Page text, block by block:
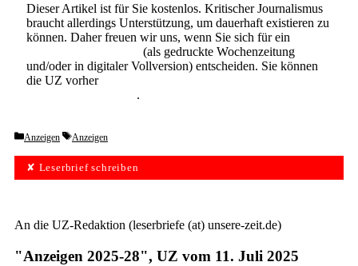
Dieser Artikel ist für Sie kostenlos. Kritischer Journalismus
braucht allerdings Unterstützung, um dauerhaft existieren zu
können. Daher freuen wir uns, wenn Sie sich für ein
(als gedruckte Wochenzeitung
und/oder in digitaler Vollversion) entscheiden. Sie können
die UZ vorher
.
Categories
Anzeigen Tags
Anzeigen
✘ Leserbrief schreiben
An die UZ-Redaktion (leserbriefe (at) unsere-zeit.de)
"Anzeigen 2025-28", UZ vom 11. Juli 2025